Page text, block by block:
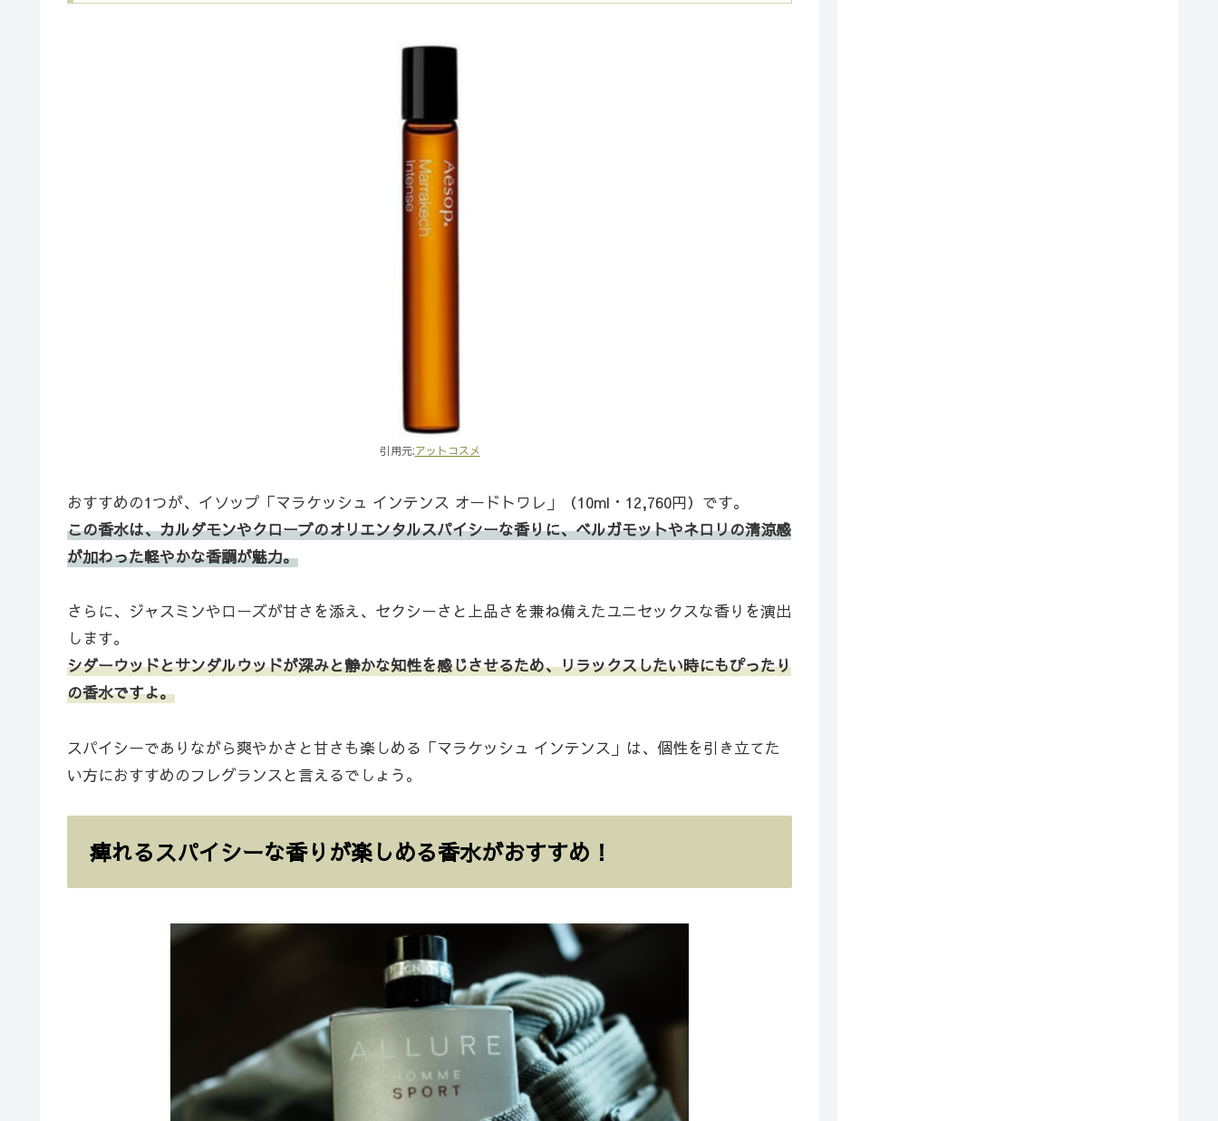
引用元:アットコスメ
おすすめの1つが、イソップ「マラケッシュ インテンス オードトワレ」（10ml・12,760円）です。
この香水は、カルダモンやクローブのオリエンタルスパイシーな香りに、ベルガモットやネロリの清涼感
が加わった軽やかな香調が魅力。
さらに、ジャスミンやローズが甘さを添え、セクシーさと上品さを兼ね備えたユニセックスな香りを演出
します。
シダーウッドとサンダルウッドが深みと静かな知性を感じさせるため、リラックスしたい時にもぴったり
の香水ですよ。
スパイシーでありながら爽やかさと甘さも楽しめる「マラケッシュ インテンス」は、個性を引き立てた
い方におすすめのフレグランスと言えるでしょう。
痺れるスパイシーな香りが楽しめる香水がおすすめ！